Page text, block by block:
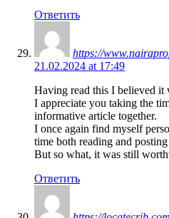
Ответить
https://
21.02.2024 at 17:49
Having read this I believed it
I appreciate you taking the
informative article together.
I once again find myself
time both reading and
But so what, it was still
Ответить